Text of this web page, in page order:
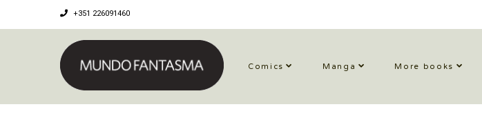
+351 226091460
Comics Manga More books